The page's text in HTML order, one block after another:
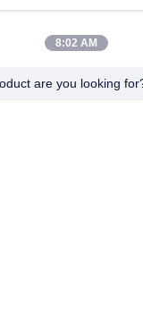
Producten
Ongeveer
8:02 AM
are you looking